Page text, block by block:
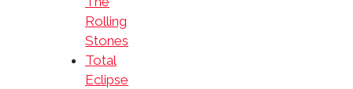
Rolling
Stones
Total
Eclipse